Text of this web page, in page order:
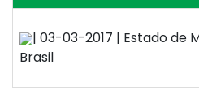
| 03-03-2017 | Estado de
Brasil